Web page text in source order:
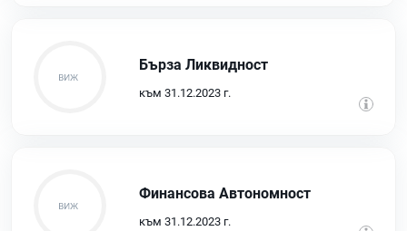
Бърза Ликвидност
към 31.12.2023 г.
Финансова Автономност
към 31.12.2023 г.